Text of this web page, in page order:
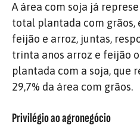
A área com soja já
total plantada com grãos,
feijão e arroz, juntas,
trinta anos arroz e feijão
plantada com a soja, que
29,7% da área com grãos.
Privilégio ao agronegócio